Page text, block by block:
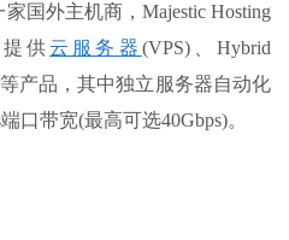
家国外主机商，Majestic Hosting
提供云服务器 (VPS)、Hybrid
产品，其中独立服务器自动化
口带宽(最高可选40Gbps)。